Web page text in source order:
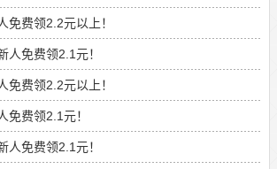
免费领2.2元以上！
人免费领2.1元！
免费领2.2元以上！
免费领2.1元！
人免费领2.1元！